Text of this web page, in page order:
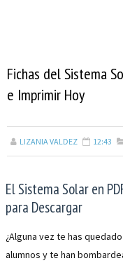
Fichas del Sistema
e Imprimir Hoy
LIZANIA VALDEZ 12:43
El Sistema Solar en
para Descargar
¿Alguna vez te has
alumnos y te han